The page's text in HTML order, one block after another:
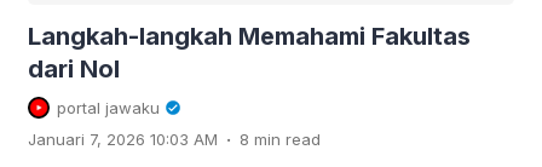
Langkah-langkah Memahami Fakultas
dari Nol
portal jawaku
Januari 7, 2026 10:03 AM . 8 min read